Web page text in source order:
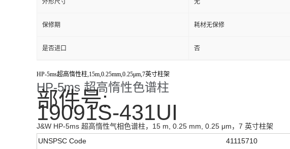
外形尺寸 无
保修期 耗材无保修
是否进口 否
HP-5ms超高惰性柱,15m,0.25mm,0.25μm,7英寸柱架
HP-5ms 超高惰性色谱柱
部件号:
19091S-431UI
J&W HP-5ms 超高惰性气相色谱柱，15 m, 0.25 mm, 0.25 μm，7 英寸柱架
UNSPSC Code
41115710